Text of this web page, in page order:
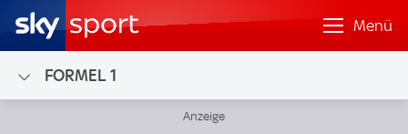
Menü
FORMEL 1